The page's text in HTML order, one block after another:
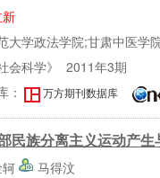
大学政法学院;甘肃中医学
会科学》 2011年3期
：
万方期刊数据库
民族分离主义运动产
马得汶